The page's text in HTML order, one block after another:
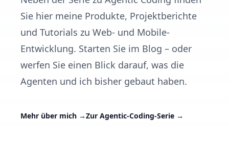
Sie hier meine Produkte, Projektberichte
und Tutorials zu Web- und Mobile-
Entwicklung. Starten Sie im Blog – oder
werfen Sie einen Blick darauf, was die
Agenten und ich bisher gebaut haben.
Mehr über mich →Zur Agentic-Coding-Serie →